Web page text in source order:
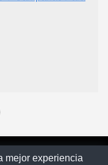
mejor experiencia